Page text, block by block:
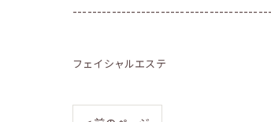
フェイシャルエステ